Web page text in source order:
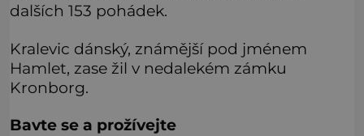
dalších 153 pohádek.
Kralevic dánský, známější pod jménem
Hamlet, zase žil v nedalekém zámku
Kronborg.
Bavte se a prožívejte